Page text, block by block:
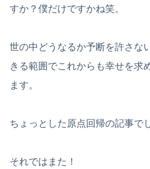
すか？僕だけですかね笑。
世の中どうなるか予断を許さな
きる範囲でこれからも幸せを求
ます。
ちょっとした原点回帰の記事で
それではまた！